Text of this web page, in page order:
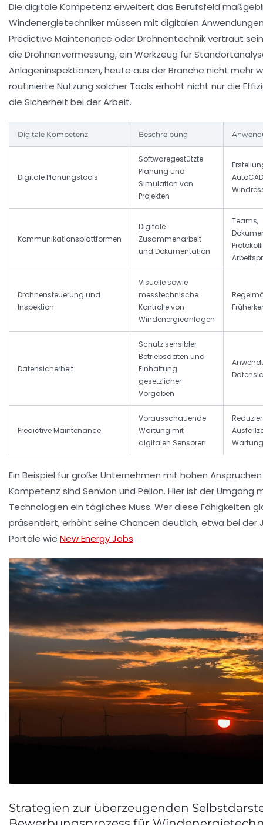
Die digitale Kompetenz erweitert das Berufsfeld
Windenergietechniker müssen mit digitalen
Predictive Maintenance oder Drohnentechnik vertraut
die Drohnenvermessung, ein Werkzeug für
Anlageninspektionen, heute aus der Branche nicht mehr
routinierte Nutzung solcher Tools erhöht nicht nur die
die Sicherheit bei der Arbeit.
Digitale Kompetenz Beschreibung
Digitale Planungstools
Softwaregestützte
Planung und
Simulation von
Projekten
Kommunikationsplattformen
Digitale
Zusammenarbeit
und Dokumentation
Teams,
Drohnensteuerung und
Inspektion
Visuelle sowie
messtechnische
Kontrolle von
Windenergieanlagen
Datensicherheit
Schutz sensibler
Betriebsdaten und
Einhaltung
gesetzlicher
Vorgaben
Predictive Maintenance
Vorausschauende
Wartung mit
digitalen Sensoren
Ein Beispiel für große Unternehmen mit hohen
Kompetenz sind Senvion und Pelion. Hier ist der Umgang
Technologien ein tägliches Muss. Wer diese Fähigkeiten
präsentiert, erhöht seine Chancen deutlich, etwa bei der
Portale wie New Energy Jobs.
Strategien zur überzeugenden